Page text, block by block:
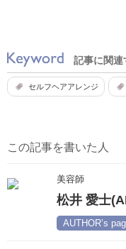
記事に関連
セルフヘアアレンジ
この記事を書いた人
美容師
松井 愛士
AUTHOR’s